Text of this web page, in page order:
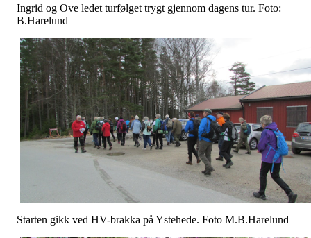
Ingrid og Ove ledet turfølget trygt gjennom dagens tur. Foto:
B.Harelund
Starten gikk ved HV-brakka på Ystehede. Foto M.B.Harelund